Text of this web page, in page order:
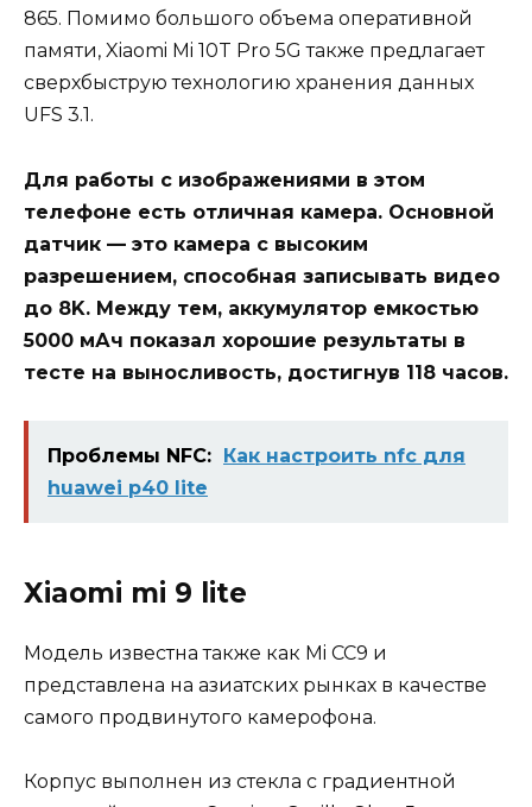
865. Помимо большого объема оперативной
памяти, Xiaomi Mi 10T Pro 5G также предлагает
сверхбыструю технологию хранения данных
UFS 3.1.
Для работы с изображениями в этом
телефоне есть отличная камера. Основной
датчик — это камера с высоким
разрешением, способная записывать видео
до 8K. Между тем, аккумулятор емкостью
5000 мАч показал хорошие результаты в
тесте на выносливость, достигнув 118 часов.
Проблемы NFC: Как настроить nfc для
huawei p40 lite
Xiaomi mi 9 lite
Модель известна также как Mi CC9 и
представлена на азиатских рынках в качестве
самого продвинутого камерофона.
Корпус выполнен из стекла с градиентной